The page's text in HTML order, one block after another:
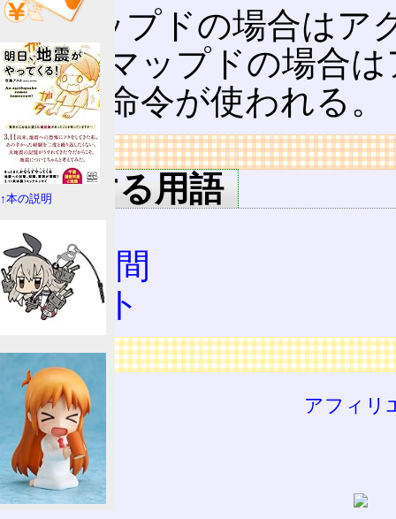
I/Oマップドの場合はア
モリーマップドの場合
クセス命令が使われる。
リンク
関連する用語
I/O空間
ポート
広告
アフィリ
↑本の説明